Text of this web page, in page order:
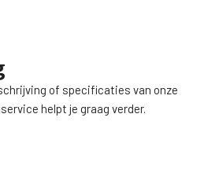
of specificaties van onze
helpt je graag verder.